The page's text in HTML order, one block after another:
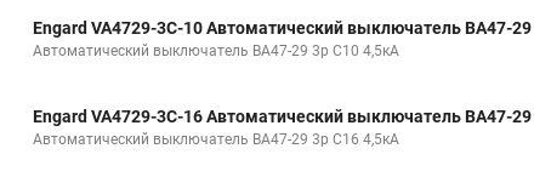
Engard VA4729-3С-10 Автоматический выключатель ВА47-29
Автоматический выключатель ВА47-29 3р C10 4,5кА
Engard VA4729-3С-16 Автоматический выключатель ВА47-29
Автоматический выключатель ВА47-29 3р C16 4,5кА